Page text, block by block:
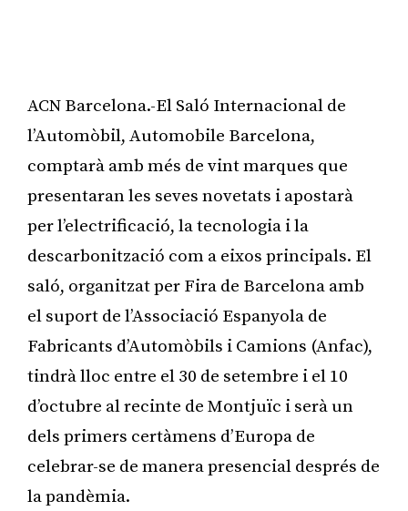
ACN Barcelona.-El Saló Internacional de
l’Automòbil, Automobile Barcelona,
comptarà amb més de vint marques que
presentaran les seves novetats i apostarà
per l’electrificació, la tecnologia i la
descarbonització com a eixos principals. El
saló, organitzat per Fira de Barcelona amb
el suport de l’Associació Espanyola de
Fabricants d’Automòbils i Camions (Anfac),
tindrà lloc entre el 30 de setembre i el 10
d’octubre al recinte de Montjuïc i serà un
dels primers certàmens d’Europa de
celebrar-se de manera presencial després de
la pandèmia.